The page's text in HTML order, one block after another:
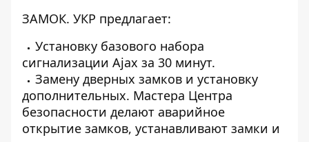
ЗАМОК. УКР предлагает:
Установку базового набора
сигнализации Ajax за 30 минут.
Замену дверных замков и установку
дополнительных. Мастера Центра
безопасности делают аварийное
открытие замков, устанавливают замки и